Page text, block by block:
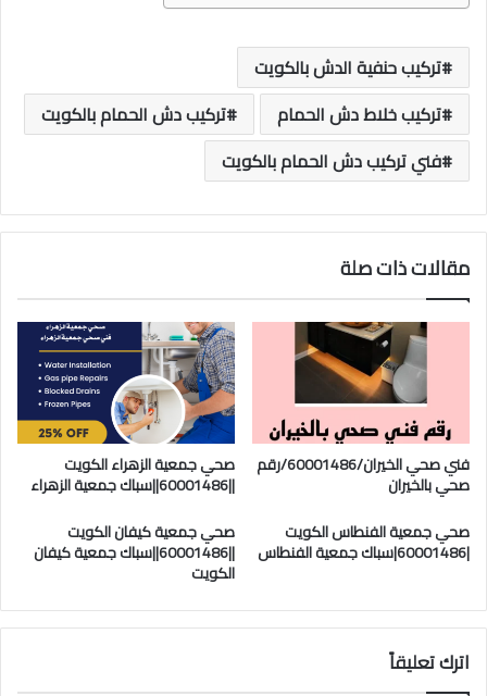
تركيب حنفية الدش بالكويت
تركيب خلاط دش الحمام
تركيب دش الحمام بالكويت
فني تركيب دش الحمام بالكويت
مقالات ذات صلة
فني صحي الخيران/60001486/رقم
صحي بالخيران
صحي جمعية الزهراء الكويت
||60001486||سباك جمعية الزهراء
صحي جمعية الفنطاس الكويت
|60001486|سباك جمعية الفنطاس
صحي جمعية كيفان الكويت
||60001486||سباك جمعية كيفان
الكويت
اترك تعليقاً